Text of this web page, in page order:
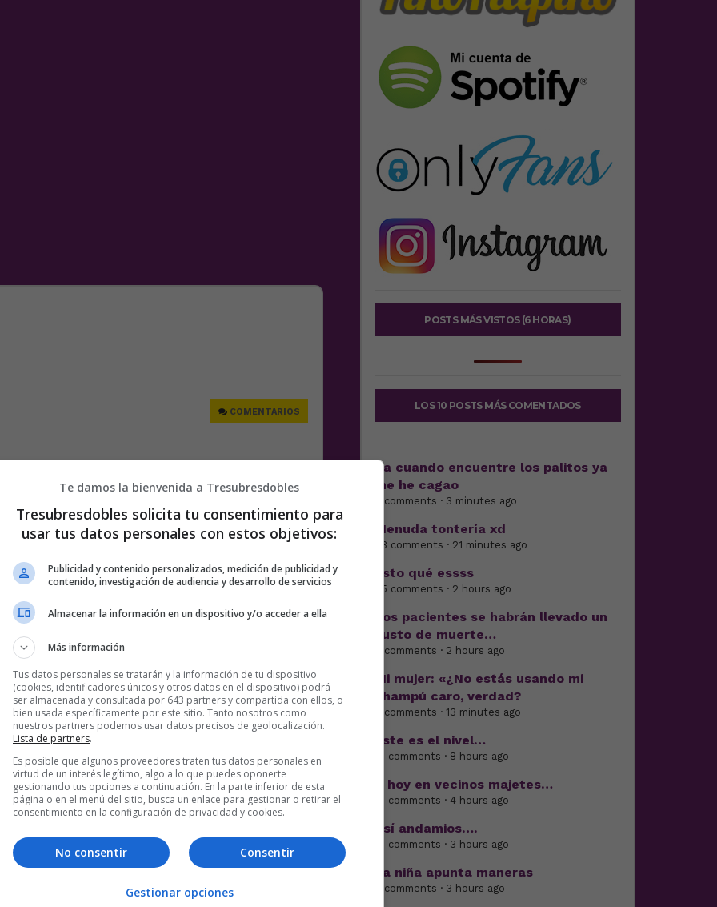
COMENTARIOS
POSTS MÁS VISTOS (6 HORAS)
LOS 10 POSTS MÁS COMENTADOS
Pa cuando encuentre los palitos ya
me he cagao
8 comments · 3 minutes ago
Menuda tontería xd
33 comments · 21 minutes ago
Esto qué essss
25 comments · 2 hours ago
Los pacientes se habrán llevado un
susto de muerte…
3 comments · 2 hours ago
Mi mujer: «¿No estás usando mi
champú caro, verdad?
4 comments · 13 minutes ago
Este es el nivel…
21 comments · 8 hours ago
Y hoy en vecinos majetes…
16 comments · 4 hours ago
Así andamios….
19 comments · 3 hours ago
La niña apunta maneras
6 comments · 3 hours ago
Te damos la bienvenida a Tresubresdobles
Tresubresdobles solicita tu consentimiento para
usar tus datos personales con estos objetivos:
Publicidad y contenido personalizados, medición de publicidad y
contenido, investigación de audiencia y desarrollo de servicios
Almacenar la información en un dispositivo y/o acceder a ella
Más información
Tus datos personales se tratarán y la información de tu dispositivo
(cookies, identificadores únicos y otros datos en el dispositivo) podrá
ser almacenada y consultada por 643 partners y compartida con ellos, o
bien usada específicamente por este sitio. Tanto nosotros como
nuestros partners podemos usar datos precisos de geolocalización.
Lista de partners.
Es posible que algunos proveedores traten tus datos personales en
virtud de un interés legítimo, algo a lo que puedes oponerte
gestionando tus opciones a continuación. En la parte inferior de esta
página o en el menú del sitio, busca un enlace para gestionar o retirar el
consentimiento en la configuración de privacidad y cookies.
Consentir
No consentir
Gestionar opciones